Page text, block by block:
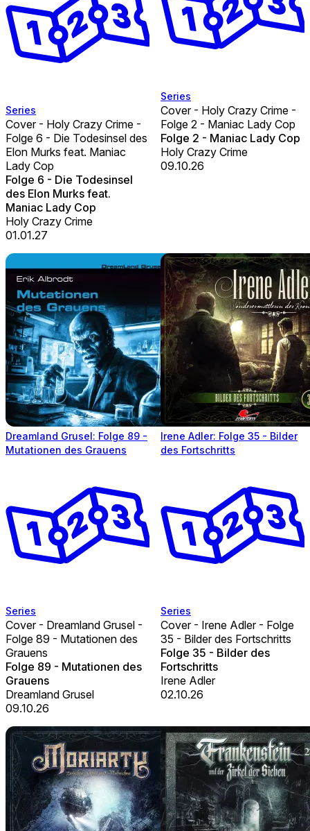
Series
Cover - Holy Crazy Crime -
Folge 6 - Die Todesinsel des
Elon Murks feat. Maniac
Lady Cop
Folge 6 - Die Todesinsel
des Elon Murks feat.
Maniac Lady Cop
Holy Crazy Crime
01.01.27
Series
Cover - Holy Crazy Crime -
Folge 2 - Maniac Lady Cop
Folge 2 - Maniac Lady Cop
Holy Crazy Crime
09.10.26
Dreamland Grusel: Folge 89 -
Mutationen des Grauens
Series
Cover - Dreamland Grusel -
Folge 89 - Mutationen des
Grauens
Folge 89 - Mutationen des
Grauens
Dreamland Grusel
09.10.26
Irene Adler: Folge 35 - Bilder
des Fortschritts
Series
Cover - Irene Adler - Folge
35 - Bilder des Fortschritts
Folge 35 - Bilder des
Fortschritts
Irene Adler
02.10.26